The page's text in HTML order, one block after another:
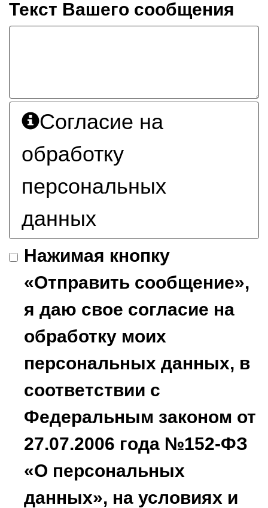
Текст Вашего сообщения
Согласие на
обработку
персональных
данных
Нажимая кнопку
«Отправить сообщение»,
я даю свое согласие на
обработку моих
персональных данных, в
соответствии с
Федеральным законом от
27.07.2006 года №152-ФЗ
«О персональных
данных», на условиях и